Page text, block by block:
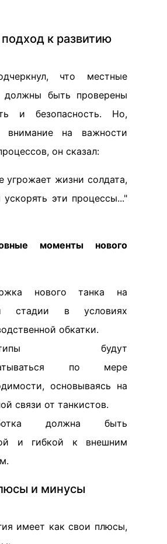
к развитию
что местные
должны быть проверены
и безопасность. Но,
внимание на важности
он сказал:
угрожает жизни солдата,
эти процессы..."
моменты нового
нового танка на
стадии в условиях
обкатки.
будут
по мере
основываясь на
связи от танкистов.
должна быть
и гибкой к внешним
и минусы
имеет как свои плюсы,